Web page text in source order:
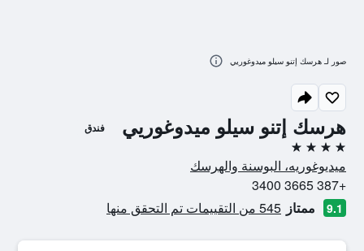
هرسك إتنو سيلو ميدوغوريي فندق
4 نجوم
ميديوغوريه، البوسنة والهرسك
+387 3665 3400
9.1 ممتاز 545 من التقييمات تم التحقق منها
صور لـ هرسك إتنو سيلو ميدوغوريي